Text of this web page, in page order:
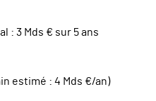
3 Mds € sur 5 ans
estimé : 4 Mds €/an)